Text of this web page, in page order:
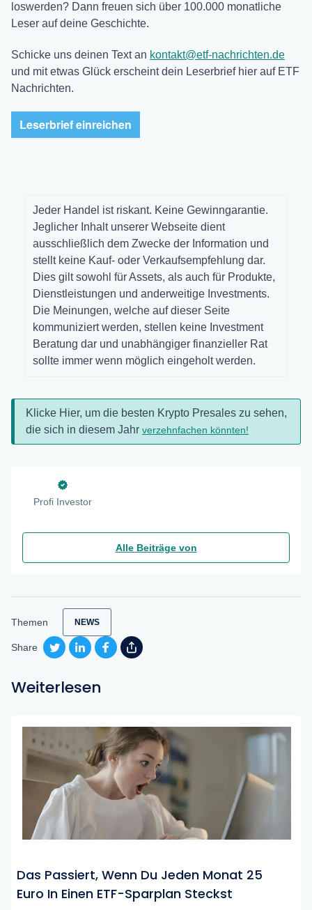
loswerden? Dann freuen sich über 100.000 monatliche
Leser auf deine Geschichte.
Schicke uns deinen Text an kontakt@etf-nachrichten.de
und mit etwas Glück erscheint dein Leserbrief hier auf ETF
Nachrichten.
Leserbrief einreichen
Jeder Handel ist riskant. Keine Gewinngarantie.
Jeglicher Inhalt unserer Webseite dient
ausschließlich dem Zwecke der Information und
stellt keine Kauf- oder Verkaufsempfehlung dar.
Dies gilt sowohl für Assets, als auch für Produkte,
Dienstleistungen und anderweitige Investments.
Die Meinungen, welche auf dieser Seite
kommuniziert werden, stellen keine Investment
Beratung dar und unabhängiger finanzieller Rat
sollte immer wenn möglich eingeholt werden.
Klicke Hier, um die besten Krypto Presales zu sehen,
die sich in diesem Jahr verzehnfachen könnten!
Profi Investor
Alle Beiträge von
Themen NEWS
Share
Weiterlesen
Das Passiert, Wenn Du Jeden Monat 25
Euro In Einen ETF-Sparplan Steckst